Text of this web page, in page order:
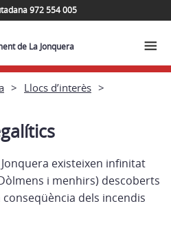
972 554 005
de La Jonquera
Llocs d’interès
existeixen infinitat
i menhirs) descoberts
dels incendis